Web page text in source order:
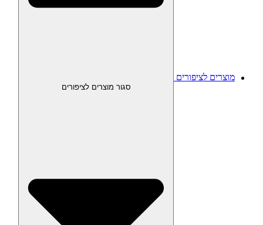
מוצרים לציפורים
סגור מוצרים לציפורים